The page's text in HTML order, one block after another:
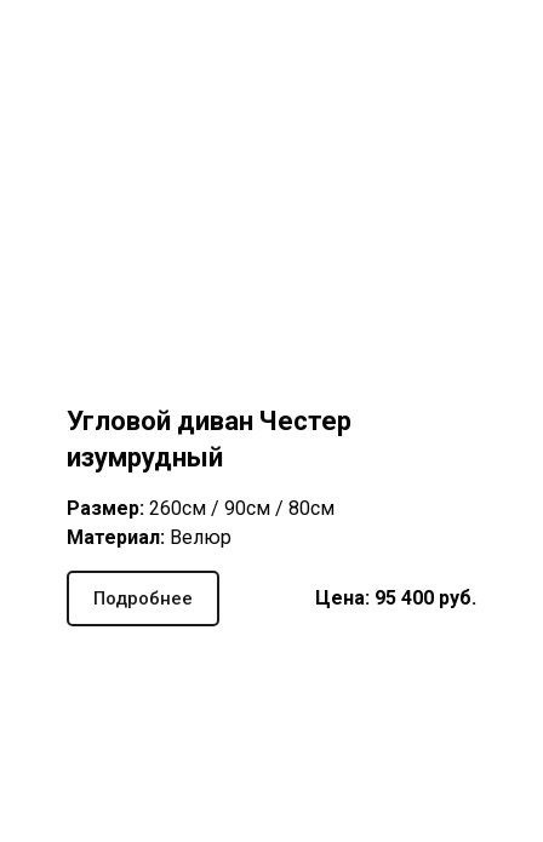
Угловой диван Честер
изумрудный
Размер: 260см / 90см / 80см
Материал: Велюр
Подробнее Цена: 95 400 руб.